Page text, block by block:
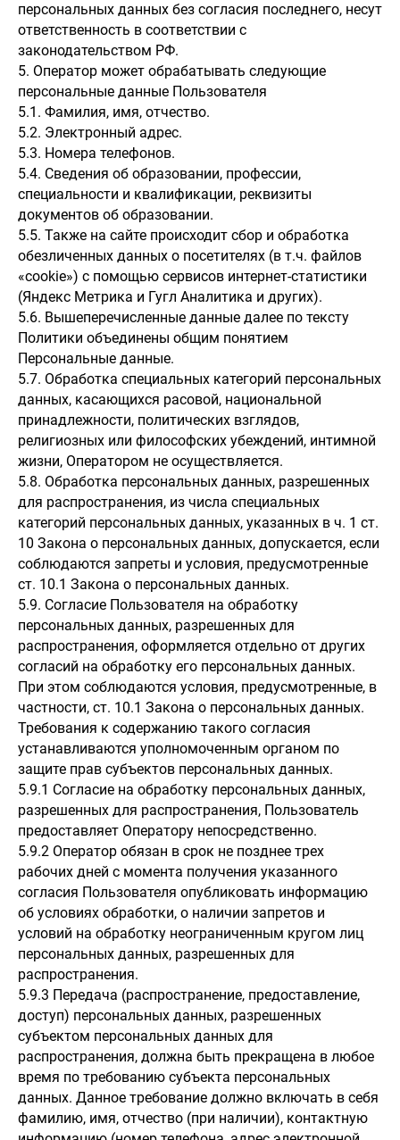
персональных данных без согласия последнего, несут
ответственность в соответствии с
законодательством РФ.
5. Оператор может обрабатывать следующие
персональные данные Пользователя
5.1. Фамилия, имя, отчество.
5.2. Электронный адрес.
5.3. Номера телефонов.
5.4. Сведения об образовании, профессии,
специальности и квалификации, реквизиты
документов об образовании.
5.5. Также на сайте происходит сбор и обработка
обезличенных данных о посетителях (в т.ч. файлов
«cookie») с помощью сервисов интернет-статистики
(Яндекс Метрика и Гугл Аналитика и других).
5.6. Вышеперечисленные данные далее по тексту
Политики объединены общим понятием
Персональные данные.
5.7. Обработка специальных категорий персональных
данных, касающихся расовой, национальной
принадлежности, политических взглядов,
религиозных или философских убеждений, интимной
жизни, Оператором не осуществляется.
5.8. Обработка персональных данных, разрешенных
для распространения, из числа специальных
категорий персональных данных, указанных в ч. 1 ст.
10 Закона о персональных данных, допускается, если
соблюдаются запреты и условия, предусмотренные
ст. 10.1 Закона о персональных данных.
5.9. Согласие Пользователя на обработку
персональных данных, разрешенных для
распространения, оформляется отдельно от других
согласий на обработку его персональных данных.
При этом соблюдаются условия, предусмотренные, в
частности, ст. 10.1 Закона о персональных данных.
Требования к содержанию такого согласия
устанавливаются уполномоченным органом по
защите прав субъектов персональных данных.
5.9.1 Согласие на обработку персональных данных,
разрешенных для распространения, Пользователь
предоставляет Оператору непосредственно.
5.9.2 Оператор обязан в срок не позднее трех
рабочих дней с момента получения указанного
согласия Пользователя опубликовать информацию
об условиях обработки, о наличии запретов и
условий на обработку неограниченным кругом лиц
персональных данных, разрешенных для
распространения.
5.9.3 Передача (распространение, предоставление,
доступ) персональных данных, разрешенных
субъектом персональных данных для
распространения, должна быть прекращена в любое
время по требованию субъекта персональных
данных. Данное требование должно включать в себя
фамилию, имя, отчество (при наличии), контактную